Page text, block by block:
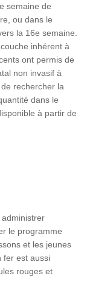
semaine de
ou dans le
la 16e semaine.
inhérent à
ont permis de
non invasif à
rechercher la
dans le
à partir de
le programme
et les jeunes
fer est aussi
rouges et